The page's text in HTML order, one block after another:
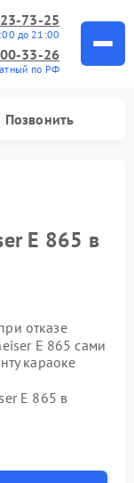
73-25
до 21:00
33-26
по РФ
Позвонить
E 865 в
отказе
E 865 сами
караоке
E 865 в